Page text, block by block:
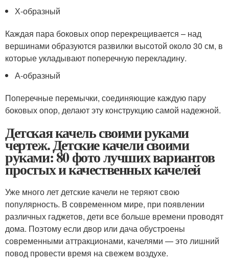
Х-образный
Каждая пара боковых опор перекрещивается – над
вершинами образуются развилки высотой около 30 см, в
которые укладывают поперечную перекладину.
А-образный
Поперечные перемычки, соединяющие каждую пару
боковых опор, делают эту конструкцию самой надежной.
Детская качель своими руками
чертеж. Детские качели своими
руками: 80 фото лучших вариантов
простых и качественных качелей
Уже много лет детские качели не теряют свою
популярность. В современном мире, при появлении
различных гаджетов, дети все больше времени проводят
дома. Поэтому если двор или дача обустроены
современными аттракционами, качелями — это лишний
повод провести время на свежем воздухе.